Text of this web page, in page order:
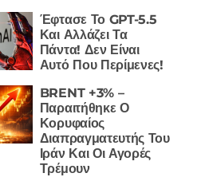
Έφτασε Το GPT-5.5
Και Αλλάζει Τα
Πάντα! Δεν Είναι
Αυτό Που Περίμενες!
BRENT +3% –
Παραιτήθηκε Ο
Κορυφαίος
Διαπραγματευτής Του
Ιράν Και Οι Αγορές
Τρέμουν